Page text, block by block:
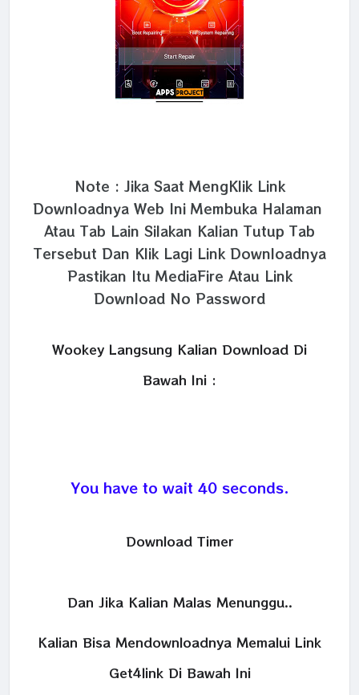
Note : Jika Saat MengKlik Link
Downloadnya Web Ini Membuka Halaman
Atau Tab Lain Silakan Kalian Tutup Tab
Tersebut Dan Klik Lagi Link Downloadnya
Pastikan Itu MediaFire Atau Link
Download No Password
Wookey Langsung Kalian Download Di
Bawah Ini :
You have to wait 39 seconds.
Download Timer
Dan Jika Kalian Malas Menunggu..
Kalian Bisa Mendownloadnya Memalui Link
Get4link Di Bawah Ini